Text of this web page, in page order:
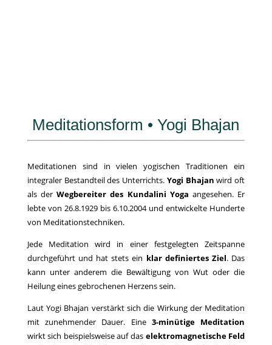
Meditationsform • Yogi Bhajan
Meditationen sind in vielen yogischen Traditionen ein
integraler Bestandteil des Unterrichts. Yogi Bhajan wird oft
als derWegbereiter des Kundalini Yoga angesehen. Er
lebte von 26.8.1929 bis 6.10.2004 und entwickelte Hunderte
von Meditationstechniken.
Jede Meditation wird in einer festgelegten Zeitspanne
durchgeführt und hat stets ein klar definiertes Ziel. Das
kann unter anderem die Bewältigung von Wut oder die
Heilung eines gebrochenen Herzens sein.
Laut Yogi Bhajan verstärkt sich die Wirkung der Meditation
mit zunehmender Dauer. Eine 3-minütige Meditation
wirkt sich beispielsweise auf das elektromagnetische Feld